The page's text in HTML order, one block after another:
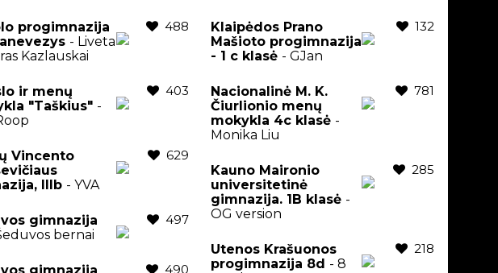
progimnazija
- Liveta
Kazlauskai
488
Klaipėdos Prano
Mašioto progimnazija
- 1 c klasė - GJan
132
ir menų
"Taškius" -
403
Nacionalinė M. K.
Čiurlionio menų
mokykla 4c klasė -
Monika Liu
781
Vincento
IIIb - YVA
629
Kauno Maironio
universitetinė
gimnazija. 1B klasė -
OG version
285
gimnazija
bernai
497
Utenos Krašuonos
progimnazija 8d - 8
218
gimnazija
490